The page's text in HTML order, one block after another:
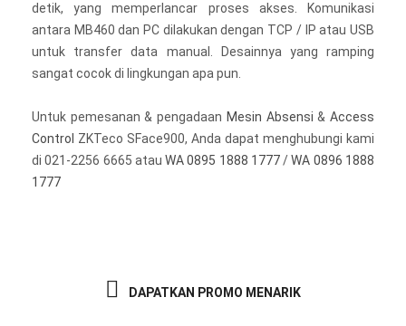
detik, yang memperlancar proses akses. Komunikasi
antara MB460 dan PC dilakukan dengan TCP / IP atau USB
untuk transfer data manual. Desainnya yang ramping
sangat cocok di lingkungan apa pun.
Untuk pemesanan & pengadaan Mesin Absensi &Access
Control ZKTeco SFace900, Anda dapat menghubungi kami
di 021-2256 6665 atauWA 0895 1888 1777/WA 0896 1888
1777
DAPATKAN PROMO MENARIK